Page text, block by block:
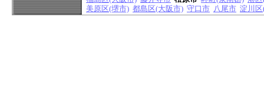
美原区(堺市) 都島区(大阪市) 守口市 八尾市 淀川